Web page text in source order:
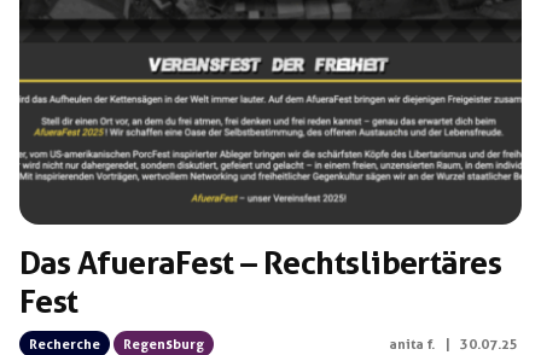
Schlagwörter:
André F. Lichtschlag
Das AfueraFest – Rechtslibertäres
Fest
Recherche Regensburg anita f. 30.07.25